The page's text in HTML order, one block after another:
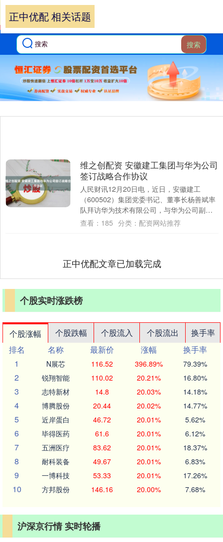
搜索
正中优配 相关话题
维之创配资 安徽建工集团与华为公司
签订战略合作协议
人民财讯12月20日电，近日，安徽建工
（600502）集团党委书记、董事长杨善斌率
队拜访华为技术有限公司，与华为公司副总
裁刘超举行工作座谈，双方围绕产业务实合
查看： 185 分类： 配资网站推荐
正中优配文章已加载完成
个股实时涨跌榜
个股涨幅 个股跌幅 个股流入 个股流出
换手率
排名
名称 最新价 涨幅
换手率
1
N展芯 116.52 396.89% 79.39%
2 锐翔智能 110.02 20.21% 16.80%
3 志特新材 14.8 20.03% 14.18%
4 博腾股份 20.44 20.02% 14.77%
5 近岸蛋白 46.72 20.01% 5.62%
6 毕得医药 61.6 20.01% 6.12%
7 五洲医疗 83.62 20.01% 18.37%
8 耐科装备 49.67 20.01% 6.83%
9 一博科技 53.33 20.01% 17.26%
10 方邦股份 146.16 20.00% 7.68%
沪深京行情 实时轮播